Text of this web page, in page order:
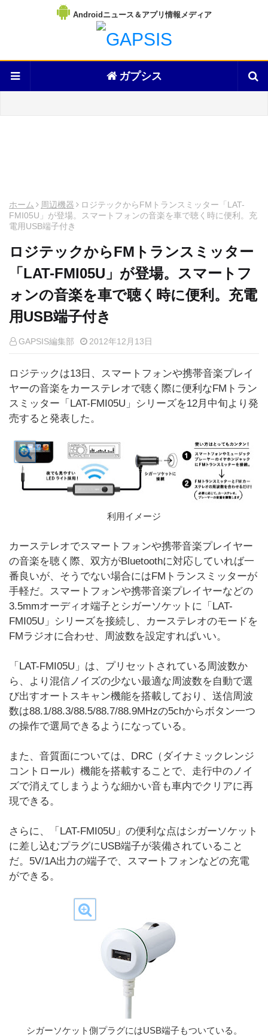
Androidニュース＆アプリ情報メディア
ガプシス
ホーム 周辺機器
ロジテックからFMトランスミッター「LAT-
FMI05U」が登場。スマートフォンの音楽を車で聴く時に便利。充
電用USB端子付き
ロジテックからFMトランスミッター
「LAT-FMI05U」が登場。スマートフ
ォンの音楽を車で聴く時に便利。充電
用USB端子付き
GAPSIS編集部 2012年12月13日
ロジテックは13日、スマートフォンや携帯音楽プレイ
ヤーの音楽をカーステレオで聴く際に便利なFMトラン
スミッター「LAT-FMI05U」シリーズを12月中旬より発
売すると発表した。
利用イメージ
カーステレオでスマートフォンや携帯音楽プレイヤー
の音楽を聴く際、双方がBluetoothに対応していれば一
番良いが、そうでない場合にはFMトランスミッターが
手軽だ。スマートフォンや携帯音楽プレイヤーなどの
3.5mmオーディオ端子とシガーソケットに「LAT-
FMI05U」シリーズを接続し、カーステレオのモードを
FMラジオに合わせ、周波数を設定すればいい。
「LAT-FMI05U」は、プリセットされている周波数か
ら、より混信ノイズの少ない最適な周波数を自動で選
び出すオートスキャン機能を搭載しており、送信周波
数は88.1/88.3/88.5/88.7/88.9MHzの5chからボタン一つ
の操作で選局できるようになっている。
また、音質面については、DRC（ダイナミックレンジ
コントロール）機能を搭載することで、走行中のノイ
ズで消えてしまうような細かい音も車内でクリアに再
現できる。
さらに、「LAT-FMI05U」の便利な点はシガーソケット
に差し込むプラグにUSB端子が装備されていること
だ。5V/1A出力の端子で、スマートフォンなどの充電
ができる。
シガーソケット側プラグにはUSB端子もついている。